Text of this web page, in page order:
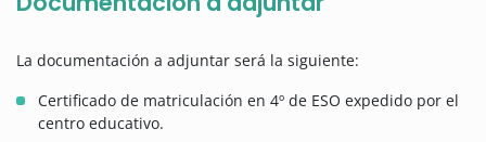
La documentación a adjuntar será la siguiente:
Certificado de matriculación en 4º de ESO expedido por el
centro educativo.